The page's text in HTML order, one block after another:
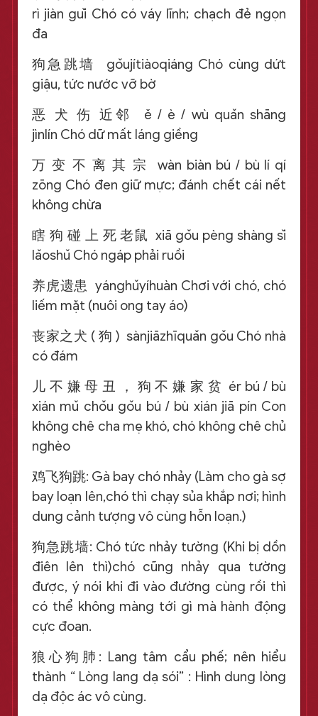
rì jiàn guǐ Chó có váy lĩnh; chạch đẻ ngọn
đa
狗急跳墙 gǒujítiàoqiáng Chó cùng dứt
giậu, tức nước vỡ bờ
恶 犬 伤 近邻 ě / è / wù quǎn shāng
jìnlín Chó dữ mất láng giềng
万 变 不 离 其 宗 wàn biàn bú / bù lí qí
zōng Chó đen giữ mực; đánh chết cái nết
không chừa
瞎 狗 碰 上 死 老鼠 xiā gǒu pèng shàng sǐ
lǎoshǔ Chó ngáp phải ruồi
养虎遗患 yánghǔyíhuàn Chơi với chó, chó
liếm mặt (nuôi ong tay áo)
丧家之犬 ( 狗 ) sànjiāzhīquǎn gǒu Chó nhà
có đám
儿 不 嫌 母 丑 ， 狗 不 嫌 家 贫 ér bú / bù
xián mǔ chǒu gǒu bú / bù xián jiā pín Con
không chê cha mẹ khó, chó không chê chủ
nghèo
鸡飞狗跳: Gà bay chó nhảy (Làm cho gà sợ
bay loạn lên,chó thì chạy sủa khắp nơi; hình
dung cảnh tượng vô cùng hỗn loạn.)
狗急跳墙: Chó tức nhảy tường (Khi bị dồn
điên lên thì)chó cũng nhảy qua tường
được, ý nói khi đi vào đường cùng rồi thì
có thể không màng tới gì mà hành động
cực đoan.
狼心狗肺: Lang tâm cẩu phế; nên hiểu
thành “ Lòng lang dạ sói” : Hình dung lòng
dạ độc ác vô cùng.